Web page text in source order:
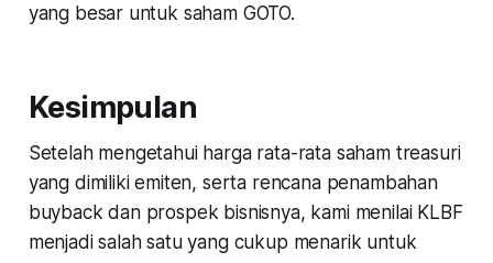
yang besar untuk saham GOTO.
Kesimpulan
Setelah mengetahui harga rata-rata saham treasuri
yang dimiliki emiten, serta rencana penambahan
buyback dan prospek bisnisnya, kami menilai KLBF
menjadi salah satu yang cukup menarik untuk